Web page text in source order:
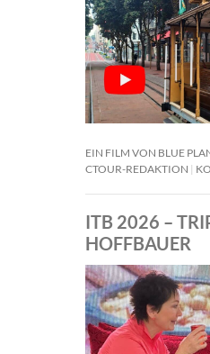
EIN FILM VON BLUE
CTOUR-REDAKTION
ITB 2026 –
HOFFBAUER